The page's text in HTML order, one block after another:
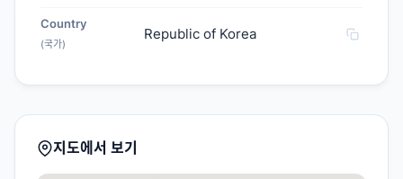
Country
(국가)
Republic of Korea
지도에서 보기